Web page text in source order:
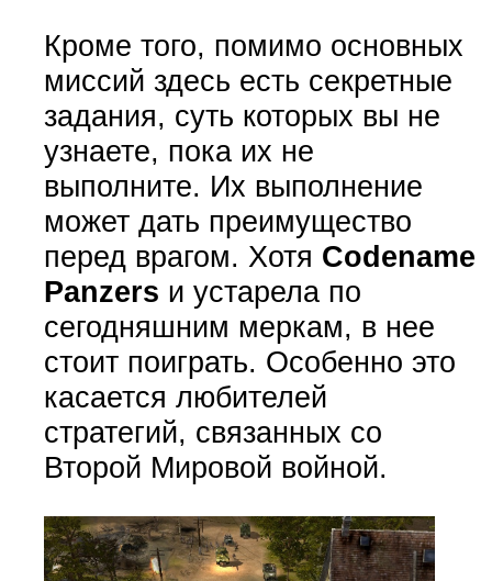
Кроме того, помимо основных
миссий здесь есть секретные
задания, суть которых вы не
узнаете, пока их не
выполните. Их выполнение
может дать преимущество
перед врагом. Хотя Codename
Panzers и устарела по
сегодняшним меркам, в нее
стоит поиграть. Особенно это
касается любителей
стратегий, связанных со
Второй Мировой войной.